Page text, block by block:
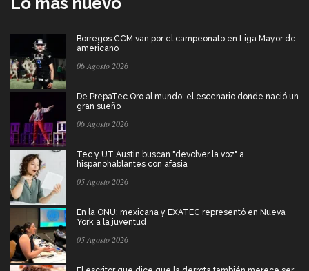
Borregos CCM van por el campeonato en Liga Mayor de
americano
06 Agosto 2026
De PrepaTec Qro al mundo: el escenario donde nació un
gran sueño
06 Agosto 2026
Tec y UT Austin buscan "devolver la voz" a
hispanohablantes con afasia
05 Agosto 2026
En la ONU: mexicana y EXATEC representó en Nueva
York a la juventud
05 Agosto 2026